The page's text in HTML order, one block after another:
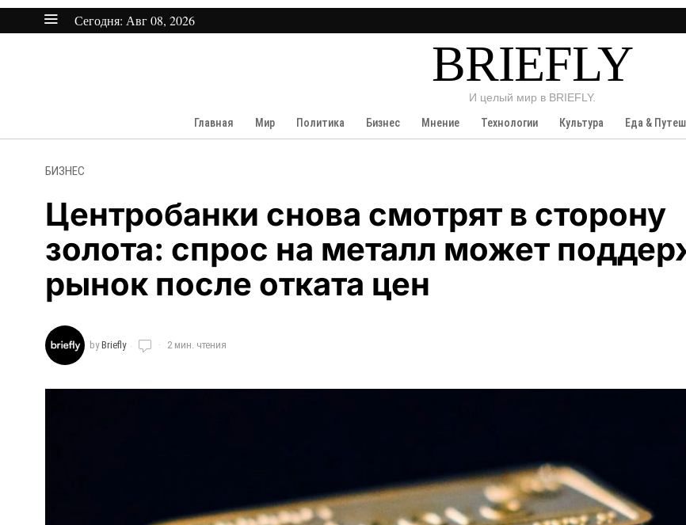
Сегодня: Авг 08, 2026
BRIEFLY
И целый мир в BRIEFLY.
Главная
Мир Политика Бизнес Мнение Технологии Культура Еда &
БИЗНЕС
Центробанки снова смотрят в сторону
золота: спрос на металл может
рынок после отката цен
byBriefly 2 мин. чтения